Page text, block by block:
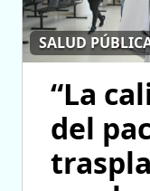
SALUD
“La
del